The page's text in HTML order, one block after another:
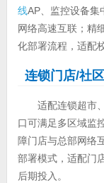
线AP、监控设备集
网络高速互联；精
化部署流程，适配
连锁门店/社
适配连锁超市
口可满足多区域监控
障门店与总部网络
部署模式，适配门
后期投入。